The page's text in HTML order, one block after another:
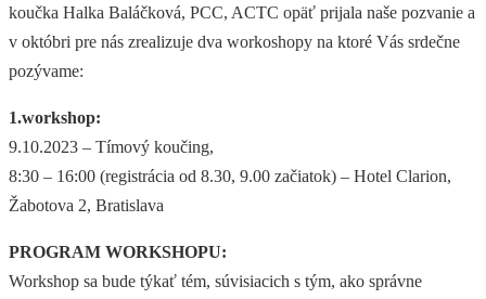
koučka Halka Baláčková, PCC, ACTC opäť prijala naše pozvanie a
v októbri pre nás zrealizuje dva workoshopy na ktoré Vás srdečne
pozývame:
1.workshop:
9.10.2023 – Tímový koučing,
8:30 – 16:00 (registrácia od 8.30, 9.00 začiatok) – Hotel Clarion,
Žabotova 2, Bratislava
PROGRAM WORKSHOPU:
Workshop sa bude týkať tém, súvisiacich s tým, ako správne